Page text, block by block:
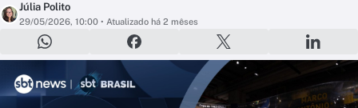
Júlia Polito
29/05/2026, 10:00 • Atualizado há 2 mêses